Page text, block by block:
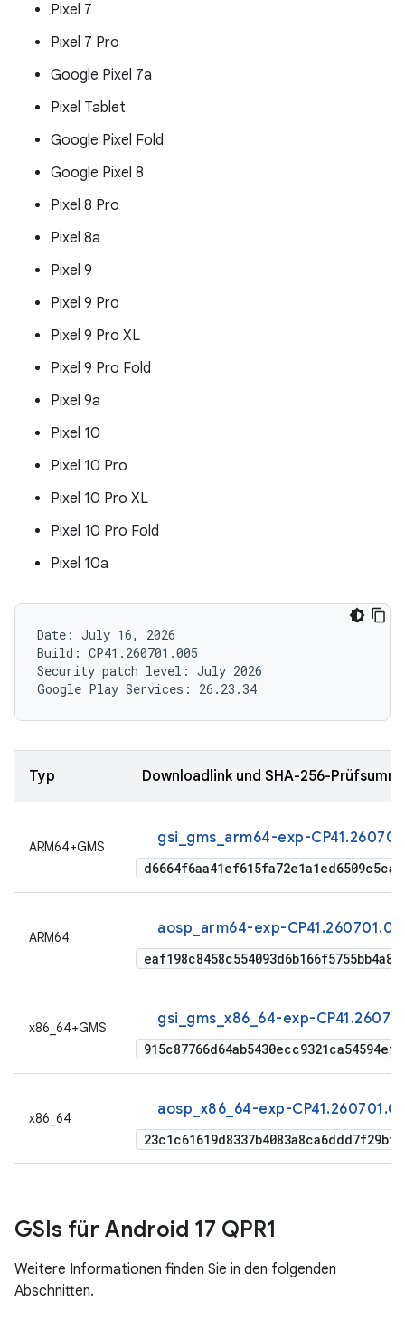
Pixel 7
Pixel 7 Pro
Google Pixel 7a
Pixel Tablet
Google Pixel Fold
Google Pixel 8
Pixel 8 Pro
Pixel 8a
Pixel 9
Pixel 9 Pro
Pixel 9 Pro XL
Pixel 9 Pro Fold
Pixel 9a
Pixel 10
Pixel 10 Pro
Pixel 10 Pro XL
Pixel 10 Pro Fold
Pixel 10a
Date: July 16, 2026
Build: CP41.260701.005
Security patch level: July 2026
Typ Downloadlink und SHA-256-
ARM64+GMS gsi_gms_arm64-exp-
ARM64 aosp_arm64-exp-
x86_64+GMS gsi_gms_x86_64-exp-
x86_64 aosp_x86_64-exp-
GSIs für Android 17 QPR1
Weitere Informationen finden Sie in den folgenden
Abschnitten.